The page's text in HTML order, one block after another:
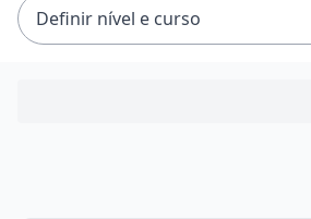
Definir nível e curso